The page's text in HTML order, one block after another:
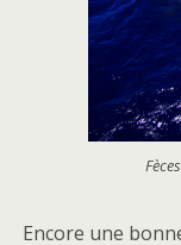
Encore une